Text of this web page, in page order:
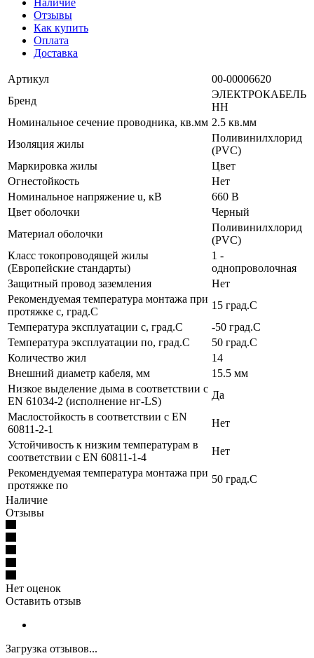
Отзывы
Как купить
Оплата
Доставка
Артикул
00-00006620
Бренд
ЭЛЕКТРОКАБЕЛЬ
НН
Номинальное сечение проводника, кв.мм 2.5 кв.мм
Изоляция жилы
Поливинилхлорид
(PVC)
Маркировка жилы
Цвет
Огнестойкость
Нет
Номинальное напряжение u, кВ
660 В
Цвет оболочки
Черный
Материал оболочки
Поливинилхлорид
(PVC)
Класс токопроводящей жилы
(Европейские стандарты)
1 -
однопроволочная
Защитный провод заземления
Нет
Рекомендуемая температура монтажа при
протяжке с, град.C
15 град.C
Температура эксплуатации с, град.C
-50 град.C
Температура эксплуатации по, град.C
50 град.C
Количество жил
14
Внешний диаметр кабеля, мм
15.5 мм
Низкое выделение дыма в соответствии с
EN 61034-2 (исполнение нг-LS)
Да
Маслостойкость в соответствии с EN
60811-2-1
Нет
Устойчивость к низким температурам в
соответствии с EN 60811-1-4
Нет
Рекомендуемая температура монтажа при
протяжке по
50 град.C
Наличие
Отзывы
Нет оценок
Оставить отзыв
Загрузка отзывов...